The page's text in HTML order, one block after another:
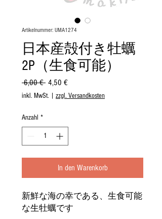
Artikelnummer: UMA1274
日本産殻付き牡蠣
2P（生食可能）
6,00 € Standardpreis
4,50 €Sale-
Preis
inkl. MwSt. zzgl. Versandkosten
Anzahl *
In den Warenkorb
新鮮な海の幸である、生食可能
な生牡蠣です